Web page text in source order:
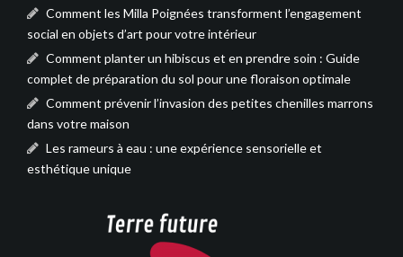
Comment les Milla Poignées transforment l’engagement
social en objets d’art pour votre intérieur
Comment planter un hibiscus et en prendre soin : Guide
complet de préparation du sol pour une floraison optimale
Comment prévenir l’invasion des petites chenilles marrons
dans votre maison
Les rameurs à eau : une expérience sensorielle et
esthétique unique